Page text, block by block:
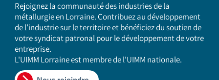
Rejoignez la communauté des industries de la
métallurgie en Lorraine. Contribuez au développement
de l’industrie sur le territoire et bénéficiez du soutien de
votre syndicat patronal pour le développement de votre
entreprise.
L'UIMM Lorraine est membre de l'UIMM nationale.